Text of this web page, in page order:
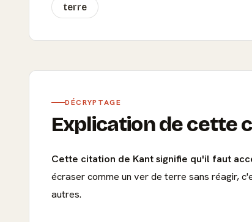
terre
DÉCRYPTAGE
Explication de cette
Cette citation de Kant signifie qu'il faut
écraser comme un ver de terre sans réagir,
autres.